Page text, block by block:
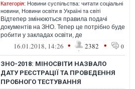
Категорія: Новини суспільства: читати соціальні
новини Новини освіти в Україні та світі
Відтепер змінюються правила подачі
документів на ЗНО. Тепер це потрібно буде
робити у закладах освіти, де
безпосередньо навчається абітурієнт.
16.01.2018, 14:26 • 2382 • 0
ЗНО-2018: МІНОСВІТИ НАЗВАЛО
ДАТУ РЕЄСТРАЦІЇ ТА ПРОВЕДЕННЯ
ПРОБНОГО ТЕСТУВАННЯ